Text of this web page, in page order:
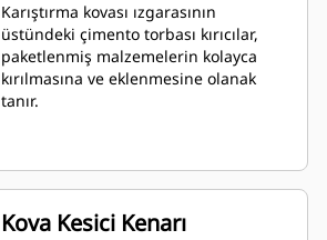
Karıştırma kovası ızgarasının
üstündeki çimento torbası kırıcılar,
paketlenmiş malzemelerin kolayca
kırılmasına ve eklenmesine olanak
tanır.
Kova Kesici Kenarı